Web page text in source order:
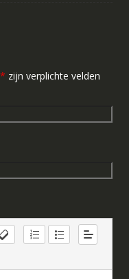
* zijn verplichte velden